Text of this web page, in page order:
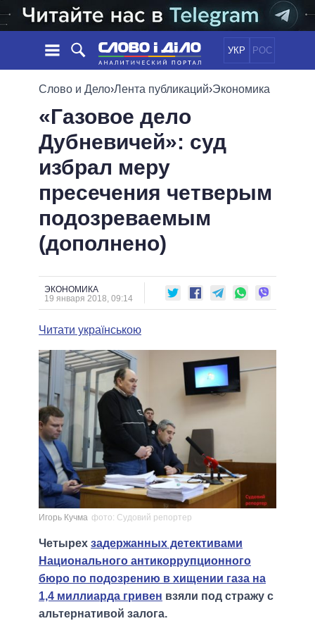
УКР РОС
НОВОСТИ
ЛЕНТА
СОБЫТИЯ
СТАТЬИ
МНЕНИЯ
ОБЗОРЫ
ДАЙДЖЕСТЫ
ПОЛИТИКА
ЭКОНОМИКА
ОБЩЕСТВО
ОБЕЩАНИЯ
ПОЛИТИКИ
ВСЕ ПОЛИТИКИ
ПРЕЗИДЕНТ И ОФИС
ВЕРХОВНАЯ РАДА
КАБИНЕТ МИНИСТРОВ
МЭРЫ
ВСЕ ПЕРСОНЫ
ИНФОГРАФИКА
ВИДЕО
ПОДДЕРЖАТЬ
СРАВНЕНИЕ ПОЛИТИКОВ
Слово и Дело›Лента публикаций›Экономика
«Газовое дело
Дубневичей»: суд
избрал меру
пресечения четверым
подозреваемым
(дополнено)
ЭКОНОМИКА
19 января 2018, 09:14
Читати українською
Игорь Кучма фото: Судовий репортер
Четырех задержанных детективами
Национального антикоррупционного
бюро по подозрению в хищении газа на
1,4 миллиарда гривен взяли под стражу с
альтернативой залога.